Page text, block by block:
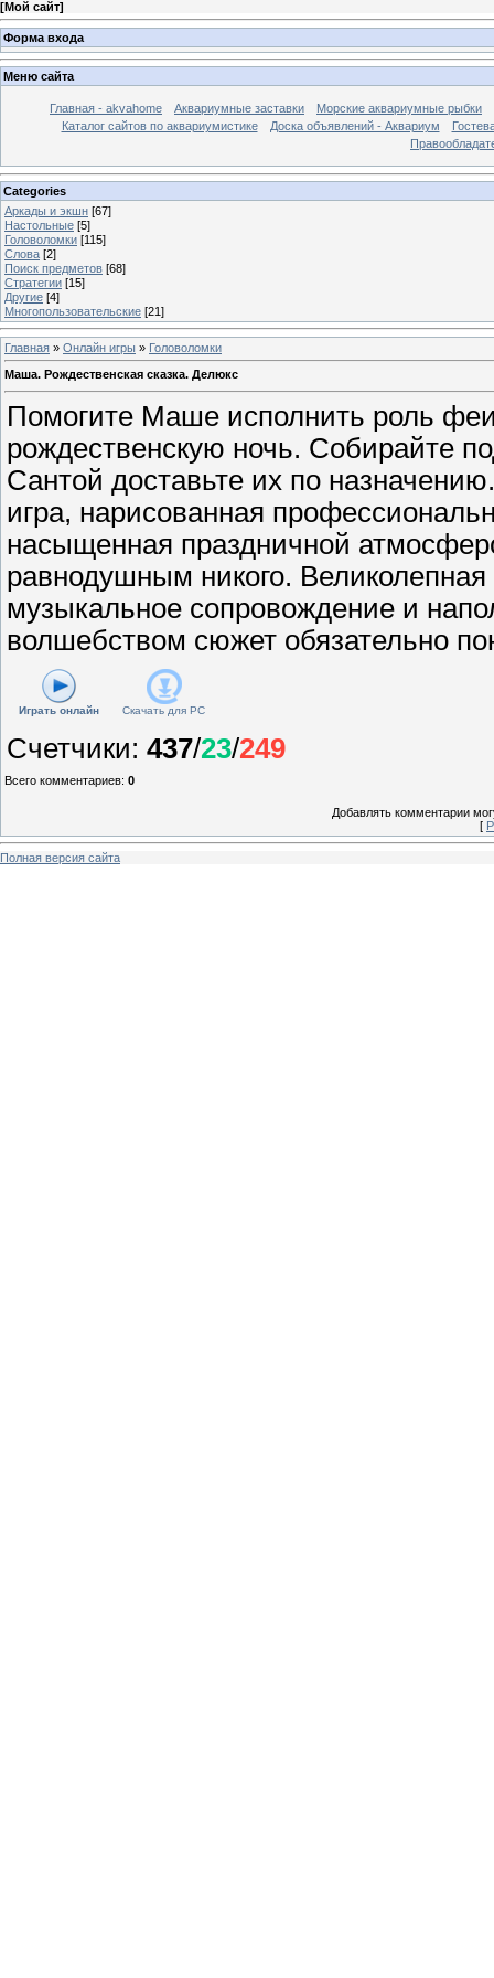
[Мой сайт]
Форма входа
Меню сайта
Главная - akvahome Аквариумные заставки
Морские аквариумные рыбки
Каталог сайтов по аквариумистике
Доска объявлений - Аквариум
Categories
Аркады и экшн [67]
Настольные [5]
Головоломки [115]
Слова [2]
Поиск предметов [68]
Стратегии [15]
Другие [4]
Многопользовательские [21]
Главная » Онлайн игры » Головоломки
Маша. Рождественская сказка. Делюкс
Помогите Маше исполнить роль
рождественскую ночь. Собирайте
Сантой доставьте их по
игра, нарисованная
насыщенная праздничной
равнодушным никого.
музыкальное сопровождение и
волшебством сюжет обязательно
Играть онлайн Скачать для PC
Счетчики: 437/23/249
Всего комментариев: 0
Добавлять комментарии
[
Полная версия сайта